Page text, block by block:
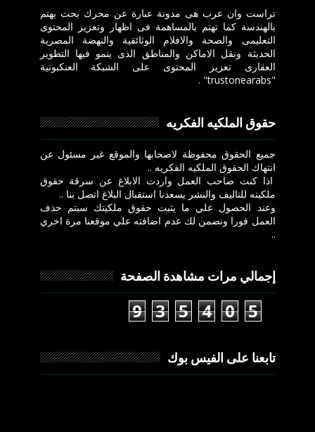
تراست وان عرب هى مدونة عبارة عن محرك بحث يهتم
بالهندسة كما تهتم بالمساهمة فى اظهار وتعزيز المحتوى
التعليمى والصحة والافلام الوثائقية والنهضة المصرية
الحديثة ونقل الاماكن والمناطق الذى ينمو فيها التطوير
العقارى تعزيز المحتوى على الشبكة العنكبوتية
"trustonearabs" .
حقوق الملكيه الفكريه
جميع الحقوق محفوظة لاصحابها والموقع غير مسئول عن
انتهاك الحقوق الملكيه الفكريه ..
اذا كنت صاحب العمل واردت الابلاغ عن سرقة حقوق
ملكيته للتاليف والنشر يسعدنا استقبال البلاغ اتصل بنا ..
وعند الحصول علي ما يثبت حقوق ملكيتك سيتم حذف
العمل فورا ونضمن لك عدم اضافته علي موقعنا مرة اخري
..
إجمالي مرات مشاهدة الصفحة
9 3 5 4 0 5
تابعنا على الفيس بوك